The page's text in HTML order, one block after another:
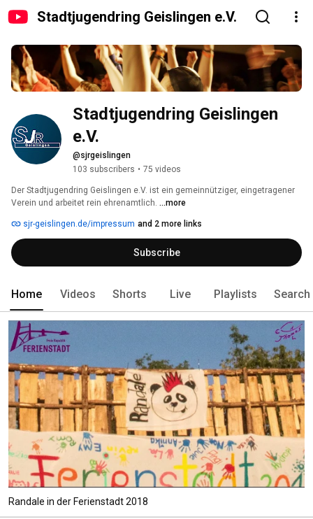
Stadtjugendring Geislingen e.V.
Stadtjugendring Geislingen
e.V.
@sjrgeislingen
103 subscribers • 75 videos
Der Stadtjugendring Geislingen e.V. ist ein gemeinnütziger, eingetragener
Verein und arbeitet rein ehrenamtlich. ...more
sjr-geislingen.de/impressum and 2 more links
Subscribe
Home Videos Shorts Live Playlists Search
Randale in der Ferienstadt 2018